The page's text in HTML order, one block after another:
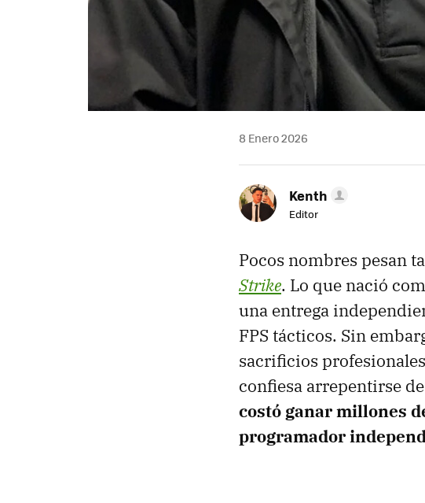
8 Enero 2026
Kenth
Editor
Pocos nombres pesan
Strike. Lo que nació
una entrega
FPS tácticos. Sin
sacrificios
confiesa arrepentirse
costó ganar millones
programador